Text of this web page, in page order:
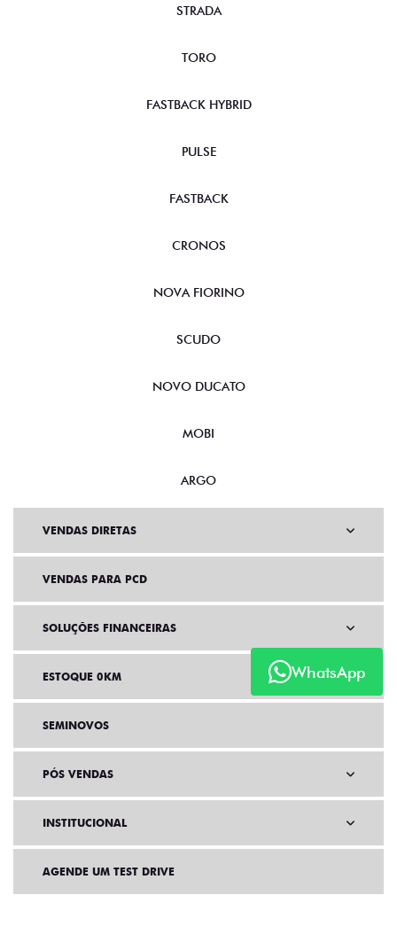
WhatsApp
STRADA
TORO
FASTBACK HYBRID
PULSE
FASTBACK
CRONOS
NOVA FIORINO
SCUDO
NOVO DUCATO
MOBI
ARGO
VENDAS DIRETAS
VENDAS PARA PCD
SOLUÇÕES FINANCEIRAS
ESTOQUE 0KM
SEMINOVOS
PÓS VENDAS
INSTITUCIONAL
AGENDE UM TEST DRIVE